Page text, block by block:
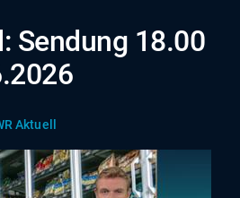
Sendung 18.00
Aktuell